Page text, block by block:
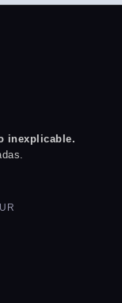
inexplicable.